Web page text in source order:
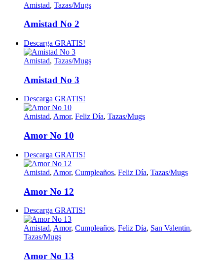
Amistad, Tazas/Mugs
Amistad No 2
Descarga GRATIS!
Amistad, Tazas/Mugs
Amistad No 3
Descarga GRATIS!
Amistad, Amor, Feliz Día, Tazas/Mugs
Amor No 10
Descarga GRATIS!
Amistad, Amor, Cumpleaños, Feliz Día, Tazas/Mugs
Amor No 12
Descarga GRATIS!
Amistad, Amor, Cumpleaños, Feliz Día, San Valentin,
Tazas/Mugs
Amor No 13